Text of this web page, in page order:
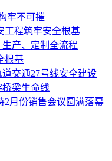
牢不可摧
工程筑牢安全根基
产、定制全流程
根基
交通27号线安全建设
梁生命线
月份销售会议圆满落幕